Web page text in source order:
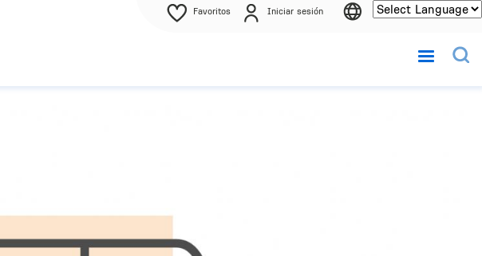
Favoritos Iniciar sesión